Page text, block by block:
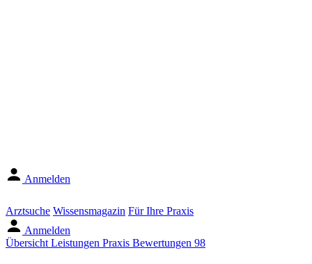
Anmelden
Arztsuche Wissensmagazin Für Ihre Praxis
Anmelden
Übersicht Leistungen Praxis Bewertungen 98